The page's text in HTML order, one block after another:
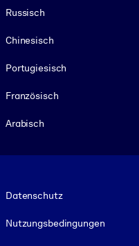
Russisch
Chinesisch
Portugiesisch
Französisch
Arabisch
Datenschutz
Nutzungsbedingungen